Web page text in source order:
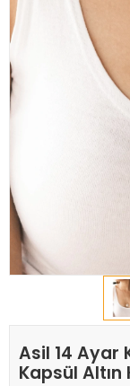
Asil 14 Ayar
Kapsül Altın